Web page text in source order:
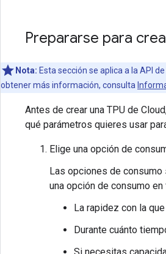
Prepararse para
Nota: Esta sección se aplica a la API
obtener más información, consulta
Antes de crear una TPU de
qué parámetros quieres usar
Elige una opción de
Las opciones de consumo
una opción de consumo
La rapidez con la
Durante cuánto